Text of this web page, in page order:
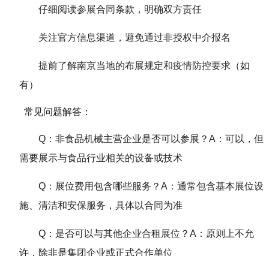
仔细阅读参展合同条款，明确双方责任
关注官方信息渠道，避免通过非授权中介报名
提前了解南京当地的布展规定和疫情防控要求（如
有）
常见问题解答：
Q：非食品机械主营企业是否可以参展？A：可以，但
需要展示与食品行业相关的设备或技术
Q：展位费用包含哪些服务？A：通常包含基本展位设
施、清洁和安保服务，具体以合同为准
Q：是否可以与其他企业合租展位？A：原则上不允
许，除非是集团企业或正式合作单位